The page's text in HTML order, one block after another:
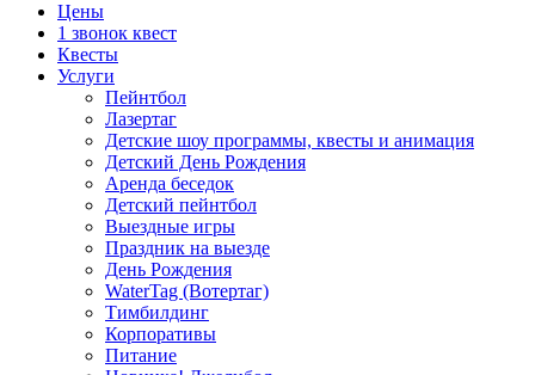
Цены
1 звонок квест
Квесты
Услуги
Пейнтбол
Лазертаг
Детские шоу программы, квесты и анимация
Детский День Рождения
Аренда беседок
Детский пейнтбол
Выездные игры
Праздник на выезде
День Рождения
WaterTag (Вотертаг)
Тимбилдинг
Корпоративы
Питание